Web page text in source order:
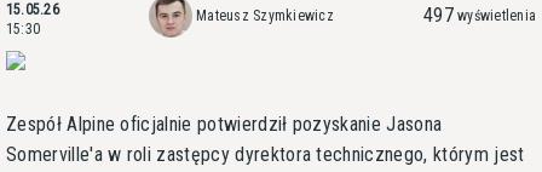
15.05.26
15:30
Mateusz Szymkiewicz 497 wyświetlenia
Zespół Alpine oficjalnie potwierdził pozyskanie Jasona
Somerville'a w roli zastępcy dyrektora technicznego, którym jest